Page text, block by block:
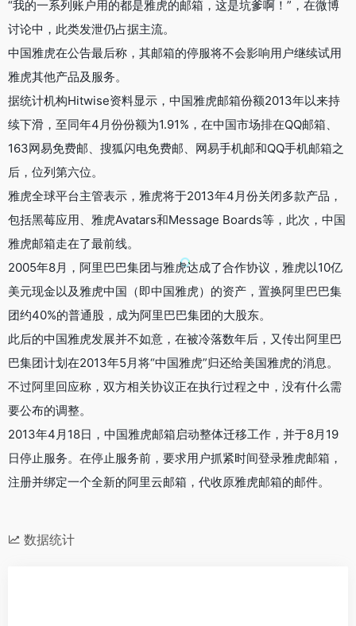
“我的一系列账户用的都是雅虎的邮箱，这是坑爹啊！”，在微博
讨论中，此类发泄仍占据主流。
中国雅虎在公告最后称，其邮箱的停服将不会影响用户继续试用
雅虎其他产品及服务。
据统计机构Hitwise资料显示，中国雅虎邮箱份额2013年以来持
续下滑，至同年4月份份额为1.91%，在中国市场排在QQ邮箱、
163网易免费邮、搜狐闪电免费邮、网易手机邮和QQ手机邮箱之
后，位列第六位。
雅虎全球平台主管表示，雅虎将于2013年4月份关闭多款产品，
包括黑莓应用、雅虎Avatars和Message Boards等，此次，中国
雅虎邮箱走在了最前线。
2005年8月，阿里巴巴集团与雅虎达成了合作协议，雅虎以10亿
美元现金以及雅虎中国（即中国雅虎）的资产，置换阿里巴巴集
团约40%的普通股，成为阿里巴巴集团的大股东。
此后的中国雅虎发展并不如意，在被冷落数年后，又传出阿里巴
巴集团计划在2013年5月将“中国雅虎”归还给美国雅虎的消息。
不过阿里回应称，双方相关协议正在执行过程之中，没有什么需
要公布的调整。
2013年4月18日，中国雅虎邮箱启动整体迁移工作，并于8月19
日停止服务。在停止服务前，要求用户抓紧时间登录雅虎邮箱，
注册并绑定一个全新的阿里云邮箱，代收原雅虎邮箱的邮件。
数据统计